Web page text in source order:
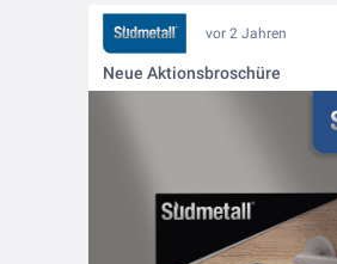
vor 2 Jahren
Neue Aktionsbroschüre